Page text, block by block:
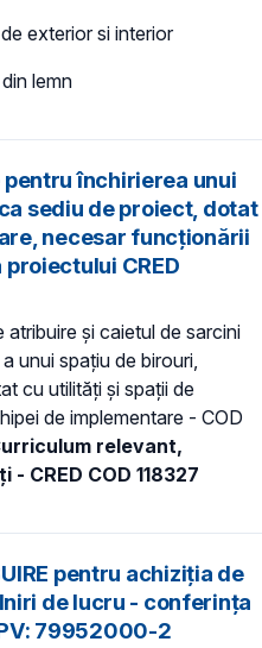
exterior si interior
lemn
închirierea unui
sediu de proiect, dotat
necesar funcționării
CRED
și caietul de sarcini
unui spațiu de birouri,
cu utilități și spații de
de implementare - COD
relevant,
CRED COD 118327
pentru achiziţia de
de lucru - conferința
79952000-2